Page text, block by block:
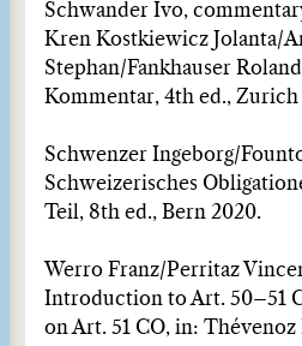
Schwander Ivo,
Kren Kostkiewicz Jolanta/
Stephan/Fankhauser Roland
Kommentar, 4th ed., Zurich
Schwenzer Ingeborg/
Schweizerisches
Teil, 8th ed., Bern 2020.
Werro Franz/Perritaz
Introduction to Art. 50–51
on Art. 51 CO, in: